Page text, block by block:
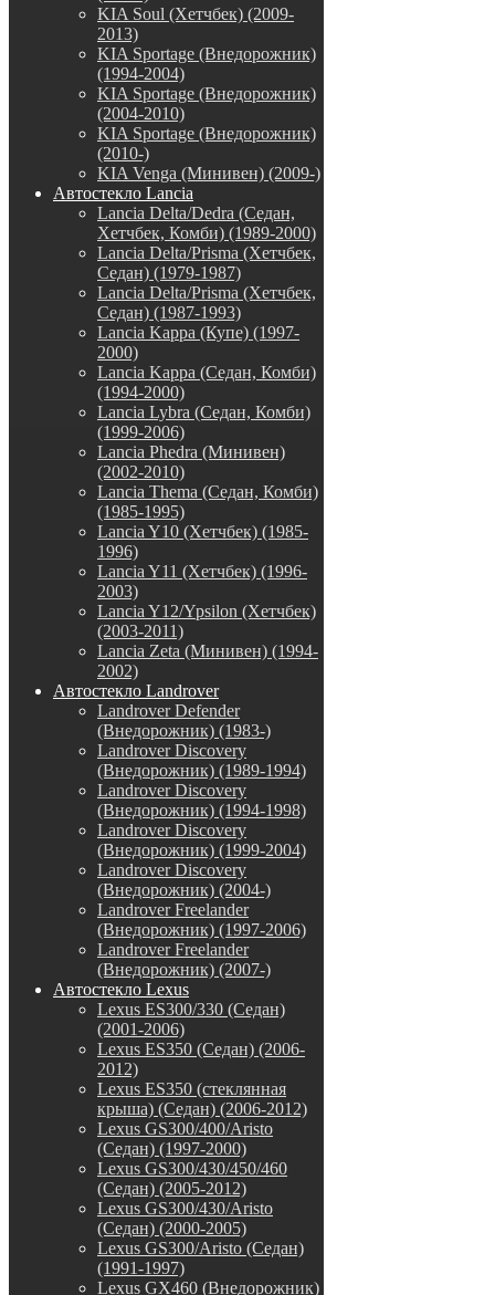
KIA Soul (Хетчбек) (2009-
2013)
KIA Sportage (Внедорожник)
(1994-2004)
KIA Sportage (Внедорожник)
(2004-2010)
KIA Sportage (Внедорожник)
(2010-)
KIA Venga (Минивен) (2009-)
Автостекло Lancia
Lancia Delta/Dedra (Седан,
Хетчбек, Комби) (1989-2000)
Lancia Delta/Prisma (Хетчбек,
Седан) (1979-1987)
Lancia Delta/Prisma (Хетчбек,
Седан) (1987-1993)
Lancia Kappa (Купе) (1997-
2000)
Lancia Kappa (Седан, Комби)
(1994-2000)
Lancia Lybra (Седан, Комби)
(1999-2006)
Lancia Phedra (Минивен)
(2002-2010)
Lancia Thema (Седан, Комби)
(1985-1995)
Lancia Y10 (Хетчбек) (1985-
1996)
Lancia Y11 (Хетчбек) (1996-
2003)
Lancia Y12/Ypsilon (Хетчбек)
(2003-2011)
Lancia Zeta (Минивен) (1994-
2002)
Автостекло Landrover
Landrover Defender
(Внедорожник) (1983-)
Landrover Discovery
(Внедорожник) (1989-1994)
Landrover Discovery
(Внедорожник) (1994-1998)
Landrover Discovery
(Внедорожник) (1999-2004)
Landrover Discovery
(Внедорожник) (2004-)
Landrover Freelander
(Внедорожник) (1997-2006)
Landrover Freelander
(Внедорожник) (2007-)
Автостекло Lexus
Lexus ES300/330 (Седан)
(2001-2006)
Lexus ES350 (Седан) (2006-
2012)
Lexus ES350 (стеклянная
крыша) (Седан) (2006-2012)
Lexus GS300/400/Aristo
(Седан) (1997-2000)
Lexus GS300/430/450/460
(Седан) (2005-2012)
Lexus GS300/430/Aristo
(Седан) (2000-2005)
Lexus GS300/Aristo (Седан)
(1991-1997)
Lexus GX460 (Внедорожник)